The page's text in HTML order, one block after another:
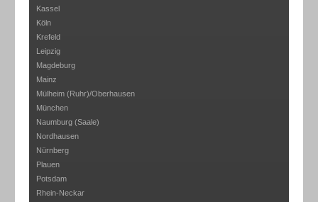
Kassel
Köln
Krefeld
Leipzig
Magdeburg
Mainz
Mülheim (Ruhr)/Oberhausen
München
Naumburg (Saale)
Nordhausen
Nürnberg
Plauen
Potsdam
Rhein-Neckar